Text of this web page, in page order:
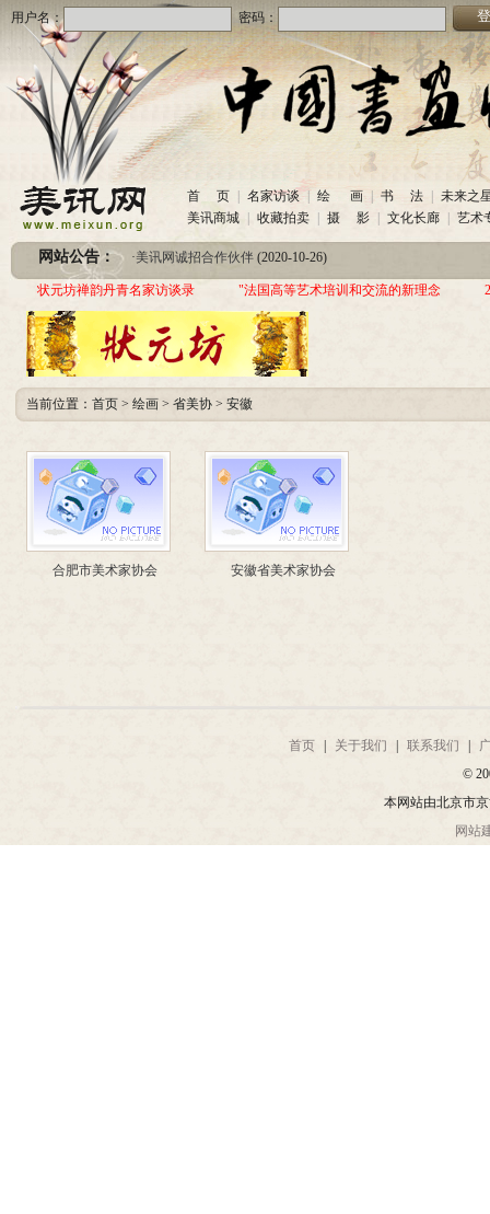
用户名： 密码：
首 页 名家访谈 绘 画 书 法
未来之
美讯商城
收藏拍卖 摄 影 文化长廊 艺术
网站公告：
·美讯网诚招合作伙伴(2020-10-26)
· 中国书画收藏频道服务咨询热线 (2020-06-26)
圆梦助学 爱心传递—中国当代实力派书画家作品交流展暨三年帮助100位贫困儿童行动
·美讯网诚招合作伙伴 (2020-10-26)
·中国书画收藏频道服务咨询热线(2020-06-26)
· 圆梦助学 爱心传递—中国当代实力派书画家作品交流展暨三年帮助100位贫困儿童行动
状元坊禅韵丹青名家访谈录 "法国高等艺术培训和交流的新理念
当前位置： 首页 > 绘画 > 省美协 > 安徽
合肥市美术家协会 安徽省美术家协会
首页 关于我们 联系我们
©
本网站由北京市
网站